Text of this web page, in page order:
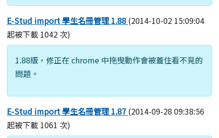
E-Stud import 學生名冊管理 1.88 (2014-10-02 15:09:04
起被下載 1042 次)
1.88版，修正在 chrome 中拖曳動作會被蓋住看不見的
問題。
E-Stud import 學生名冊管理 1.87 (2014-09-28 09:38:56
起被下載 1061 次)